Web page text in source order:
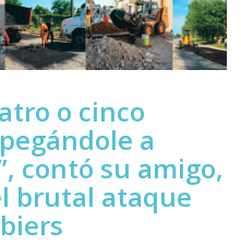
o cinco
a
contó su amigo,
brutal ataque